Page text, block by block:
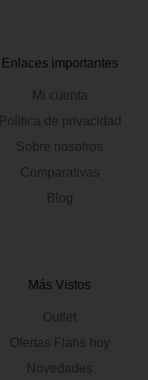
Enlaces importantes
Mi cuenta
Politica de privacidad
Sobre nosotros
Comparativas
Blog
Más Vistos
Outlet
Ofertas Flahs hoy
Novedades